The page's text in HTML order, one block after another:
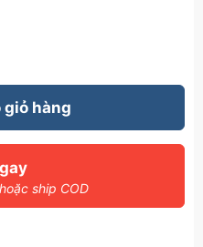
giỏ hàng
ship COD